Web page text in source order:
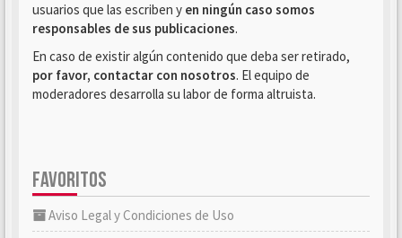
usuarios que las escriben y en ningún caso somos
responsables de sus publicaciones.
En caso de existir algún contenido que deba ser retirado,
por favor, contactar con nosotros. El equipo de
moderadores desarrolla su labor de forma altruista.
FAVORITOS
Aviso Legal y Condiciones de Uso